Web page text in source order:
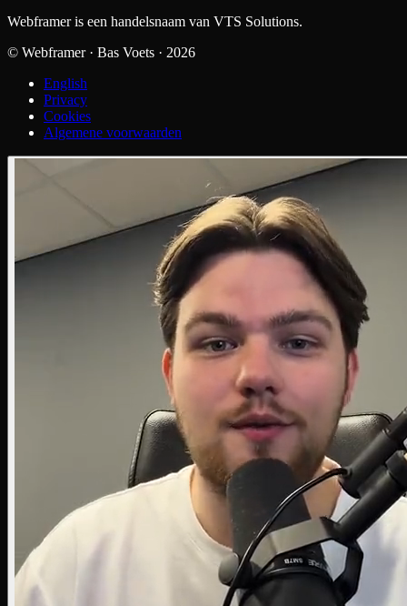
Webframer is een handelsnaam van VTS Solutions.
© Webframer · Bas Voets · 2026
English
Privacy
Cookies
Algemene voorwaarden